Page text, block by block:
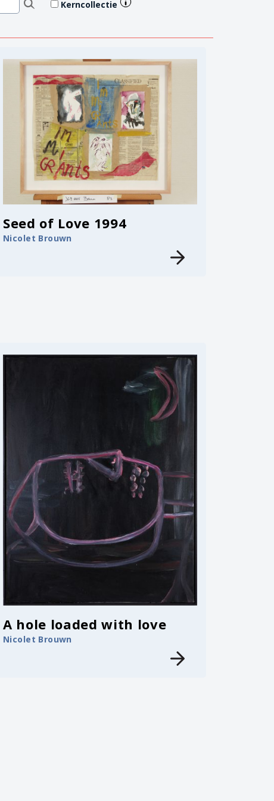
Kerncollectie
Seed of Love 1994
Nicolet Brouwn
A hole loaded with love
Nicolet Brouwn